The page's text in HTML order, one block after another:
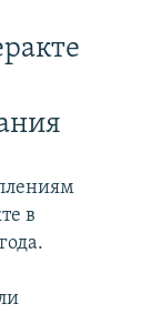
в